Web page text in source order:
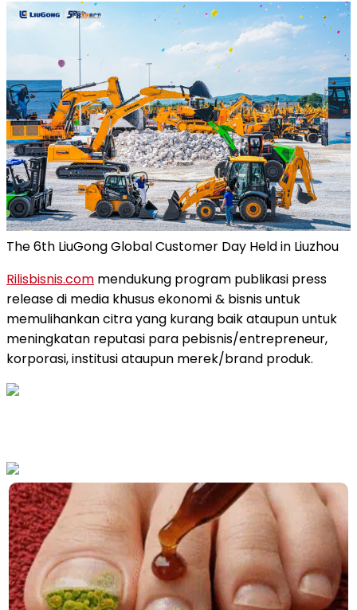
The 6th LiuGong Global Customer Day Held in Liuzhou
Rilisbisnis.com mendukung program publikasi press
release di media khusus ekonomi & bisnis untuk
memulihankan citra yang kurang baik ataupun untuk
meningkatan reputasi para pebisnis/entrepreneur,
korporasi, institusi ataupun merek/brand produk.